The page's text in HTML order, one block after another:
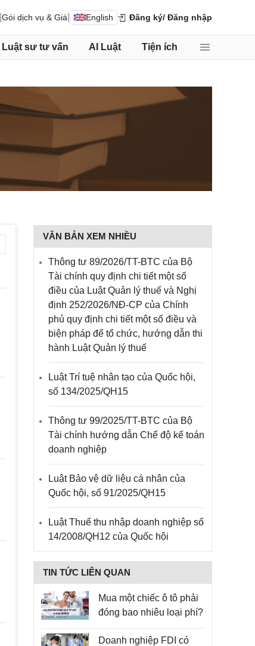
Gói dịch vụ & Giá English Đăng ký/ Đăng nhập
Luật sư tư vấn AI Luật Tiện ích
VĂN BẢN XEM NHIỀU
Thông tư 89/2026/TT-BTC của Bộ
Tài chính quy định chi tiết một số
điều của Luật Quản lý thuế và Nghị
định 252/2026/NĐ-CP của Chính
phủ quy định chi tiết một số điều và
biện pháp để tổ chức, hướng dẫn thi
hành Luật Quản lý thuế
Luật Trí tuệ nhân tạo của Quốc hội,
số 134/2025/QH15
Thông tư 99/2025/TT-BTC của Bộ
Tài chính hướng dẫn Chế độ kế toán
doanh nghiệp
Luật Bảo vệ dữ liệu cá nhân của
Quốc hội, số 91/2025/QH15
Luật Thuế thu nhập doanh nghiệp số
14/2008/QH12 của Quốc hội
TIN TỨC LIÊN QUAN
Mua một chiếc ô tô phải
đóng bao nhiêu loại phí?
Doanh nghiệp FDI có